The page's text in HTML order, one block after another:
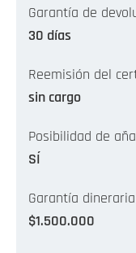
Garantía de
30 días
Reemisión del
sin cargo
Posibilidad de
SÍ
Garantía dineraria
$1.500.000